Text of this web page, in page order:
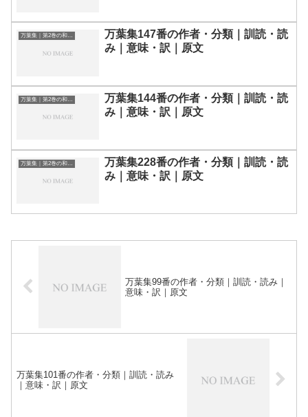
万葉集｜第2巻の和歌一覧
万葉集147番の作者・分類｜訓読・読
み｜意味・訳｜原文
万葉集｜第2巻の和歌一覧
万葉集144番の作者・分類｜訓読・読
み｜意味・訳｜原文
万葉集228番の作者・分類｜訓読・読
み｜意味・訳｜原文
万葉集99番の作者・分類｜訓読・読み｜
意味・訳｜原文
万葉集101番の作者・分類｜訓読・読み
｜意味・訳｜原文